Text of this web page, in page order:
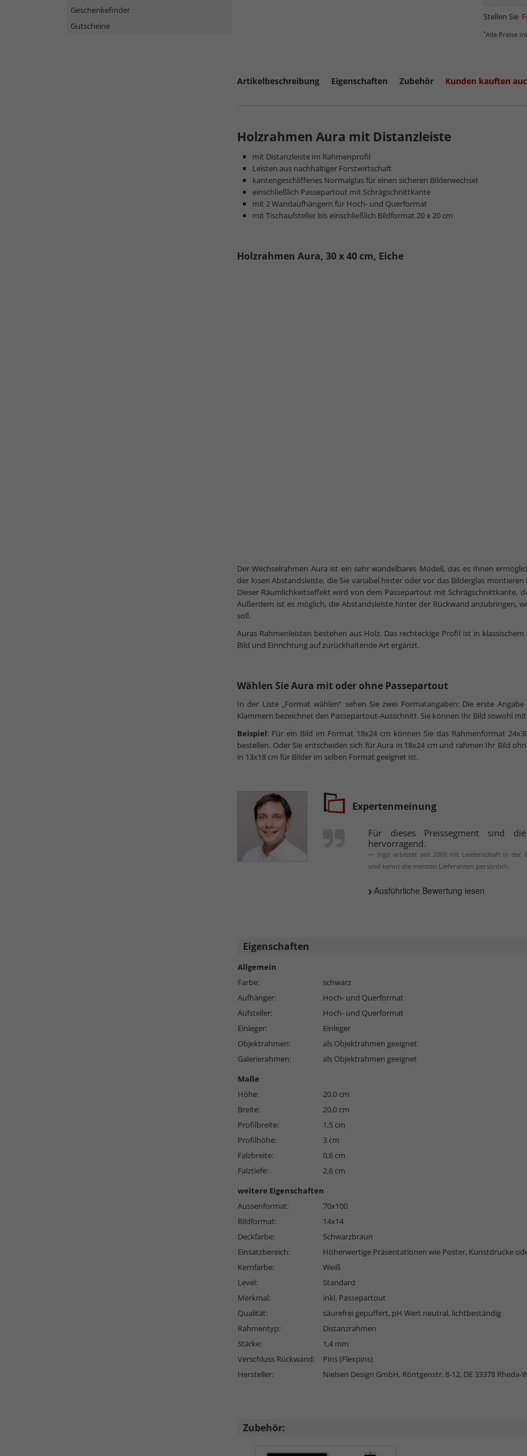
Stellen Sie
*Alle Preise
Artikelbeschreibung Eigenschaften Zubehör Kunden kauften
Holzrahmen Aura mit Distanzleiste
mit Distanzleiste im Rahmenprofil
Leisten aus nachhaltiger Forstwirtschaft
kantengeschliffenes Normalglas für einen sicheren Bilderwechsel
einschließlich Passepartout mit Schrägschnittkante
mit 2 Wandaufhängern für Hoch- und Querformat
mit Tischaufsteller bis einschließlich Bildformat 20 x 20 cm
Holzrahmen Aura, 30 x 40 cm, Eiche
Der Wechselrahmen Aura ist ein sehr wandelbares Modell, das es Ihnen
der losen Abstandsleiste, die Sie variabel hinter oder vor das Bilderglas
Dieser Räumlichkeitseffekt wird von dem Passepartout mit Schrägschnittkante,
Außerdem ist es möglich, die Abstandsleiste hinter der Rückwand anzubringen,
soll.
Auras Rahmenleisten bestehen aus Holz. Das rechteckige Profil ist in
Bild und Einrichtung auf zurückhaltende Art ergänzt.
Wählen Sie Aura mit oder ohne Passepartout
In der Liste „Format wählen“ sehen Sie zwei Formatangaben: Die erste
Klammern bezeichnet den Passepartout-Ausschnitt. Sie können Ihr Bild sowohl
Beispiel: Für ein Bild im Format 18x24 cm können Sie das Rahmenformat
bestellen. Oder Sie entscheiden sich für Aura in 18x24 cm und rahmen Ihr Bild
in 13x18 cm für Bilder im selben Format geeignet ist.
Expertenmeinung
Für dieses Preissegment sind
hervorragend.
Ingo arbeitet seit 2009 mit Leidenschaft in der
und kennt die meisten Lieferanten persönlich.
Ausführliche Bewertung lesen
Eigenschaften
Allgemein
Farbe:
schwarz
Aufhänger:
Hoch- und Querformat
Aufsteller:
Hoch- und Querformat
Einleger:
Einleger
Objektrahmen:
als Objektrahmen geeignet
Galerierahmen:
als Objektrahmen geeignet
Maße
Höhe:
20,0 cm
Breite:
20,0 cm
Profilbreite:
1,5 cm
Profilhöhe:
3 cm
Falzbreite:
0,6 cm
Falztiefe:
2,6 cm
weitere Eigenschaften
Aussenformat:
70x100
Bildformat:
14x14
Deckfarbe:
Schwarzbraun
Einsatzbereich:
Höherwertige Präsentationen wie Poster, Kunstdrucke
Kernfarbe:
Weiß
Level:
Standard
Merkmal:
inkl. Passepartout
Qualität:
säurefrei gepuffert, pH Wert neutral, lichtbeständig
Rahmentyp:
Distanzrahmen
Stärke:
1,4 mm
Verschluss Rückwand:
Pins (Flexpins)
Hersteller:
Nielsen Design GmbH, Röntgenstr. 8-12, DE 33378 Rheda-
Zubehör:
Geschenkefinder
Gutscheine